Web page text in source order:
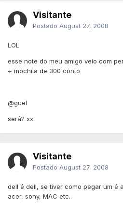
Visitante
Postado August 27, 2008
LOL
esse note do meu amigo veio com
+ mochila de 300 conto
@guel
será? xx
Visitante
Postado August 27, 2008
dell é dell, se tiver como pegar um é
acer, sony, MAC etc..